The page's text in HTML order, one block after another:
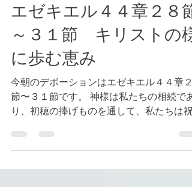
2023年8月18日
読了時間: 1分
エゼキエル４４章２８節
～３１節 キリストの様
に歩む恵み
今朝のデボーションはエゼキエル４４章２
節〜３１節です。 神様は私たちの相続であ
り、初穂の捧げものを通して、私たちは祝
を受け取ることができることが記載されて